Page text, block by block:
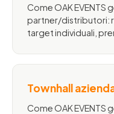
Come OAK EVENTS
partner/distributori:
target individuali,
Townhall
Come OAK EVENTS